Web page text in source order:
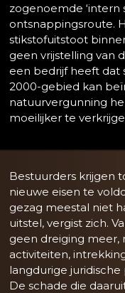
zogenoemde ‘intern
ontsnappingsroute.
stikstofuitstoot
geen vrijstelling van
een bedrijf heeft dat
2000-gebied kan
natuurvergunning
moeilijker te
Bestuurders krijgen
nieuwe eisen te
gezag meestal niet
uitstel, vergist zich.
geen dreiging meer,
activiteiten,
langdurige
De schade die